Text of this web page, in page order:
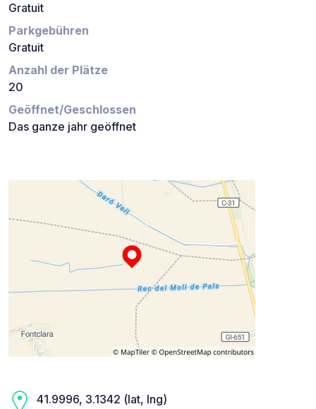
Gratuit
Parkgebühren
Gratuit
Anzahl der Plätze
20
Geöffnet/Geschlossen
Das ganze jahr geöffnet
41.9996, 3.1342 (lat, lng)